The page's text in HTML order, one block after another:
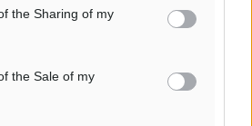
the Sharing of my
the Sale of my
Νικολάου Παστίδας Μιχαήλ
την «Ατζέντα 2030» από το βήμα